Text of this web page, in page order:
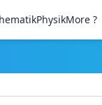
PhysikMore ?